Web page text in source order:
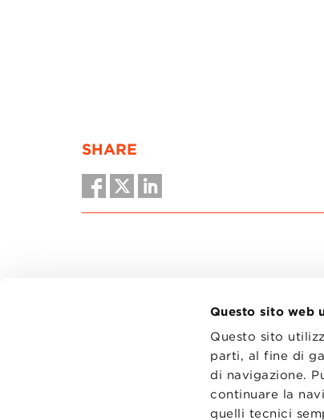
Questo sito web
Questo sito
parti, al fine di
di navigazione.
continuare la
quelli tecnici
SHARE